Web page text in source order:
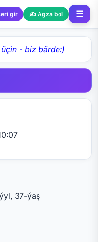
gir ✍️ Agza bol ☰
- biz bärde:)
37-ýaş